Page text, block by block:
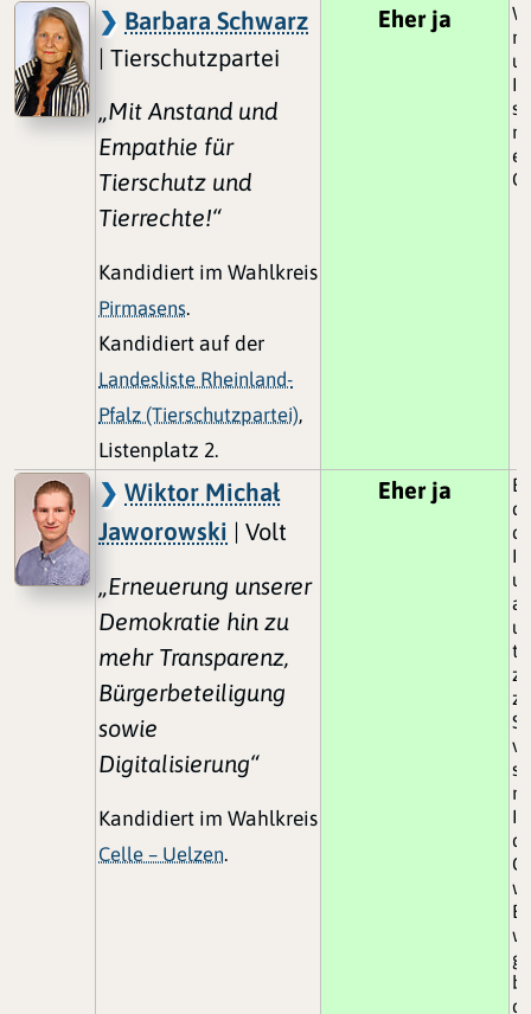
Barbara Schwarz
| Tierschutzpartei
„Mit Anstand und
Empathie für
Tierschutz und
Tierrechte!“
Kandidiert im Wahlkreis
Pirmasens.
Kandidiert auf der
Landesliste Rheinland-
Pfalz (Tierschutzpartei),
Listenplatz 2.
Eher ja
Wiktor Michał
Jaworowski | Volt
„Erneuerung unserer
Demokratie hin zu
mehr Transparenz,
Bürgerbeteiligung
sowie
Digitalisierung“
Kandidiert im Wahlkreis
Celle – Uelzen.
Eher ja